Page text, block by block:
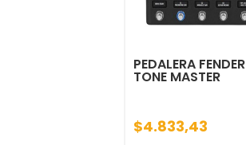
PEDALERA FENDER
TONE MASTER
$4.833,43